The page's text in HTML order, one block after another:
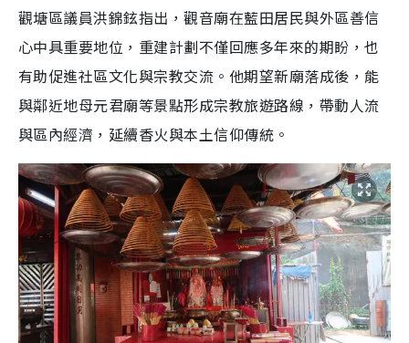
觀塘區議員洪錦鉉指出，觀音廟在藍田居民與外區善信
心中具重要地位，重建計劃不僅回應多年來的期盼，也
有助促進社區文化與宗教交流。他期望新廟落成後，能
與鄰近地母元君廟等景點形成宗教旅遊路線，帶動人流
與區內經濟，延續香火與本土信仰傳統。